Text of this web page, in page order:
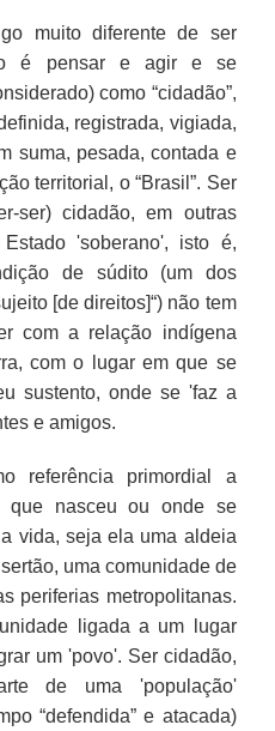
muito diferente de ser
é pensar e agir e se
como “cidadão”,
registrada, vigiada,
suma, pesada, contada e
territorial, o “Brasil”. Ser
ser) cidadão, em outras
'soberano', isto é,
de súdito (um dos
[de direitos]“) não tem
com a relação indígena
com o lugar em que se
sustento, onde se 'faz a
e amigos.
referência primordial a
que nasceu ou onde se
vida, seja ela uma aldeia
uma comunidade de
periferias metropolitanas.
ligada a um lugar
um 'povo'. Ser cidadão,
de uma 'população'
“defendida” e atacada)